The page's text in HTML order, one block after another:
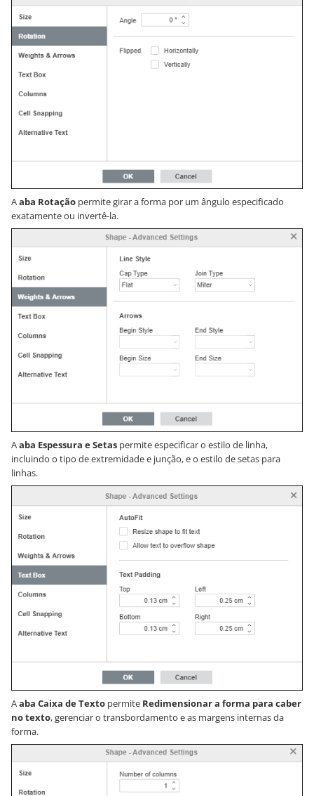
Aaba Rotação permite girar a forma por um ângulo especificado
exatamente ou invertê-la.
Aaba Espessura e Setas permite especificar o estilo de linha,
incluindo o tipo de extremidade e junção, e o estilo de setas para
linhas.
Aaba Caixa de Texto permite Redimensionar a forma para caber
no texto, gerenciar o transbordamento e as margens internas da
forma.